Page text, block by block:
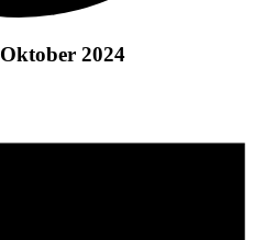
2024